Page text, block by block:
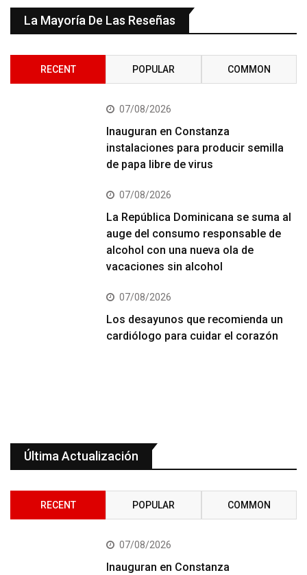
La Mayoría De Las Reseñas
RECENT POPULAR COMMON
07/08/2026
Inauguran en Constanza
instalaciones para producir semilla
de papa libre de virus
07/08/2026
La República Dominicana se suma al
auge del consumo responsable de
alcohol con una nueva ola de
vacaciones sin alcohol
07/08/2026
Los desayunos que recomienda un
cardiólogo para cuidar el corazón
Última Actualización
RECENT POPULAR COMMON
07/08/2026
Inauguran en Constanza